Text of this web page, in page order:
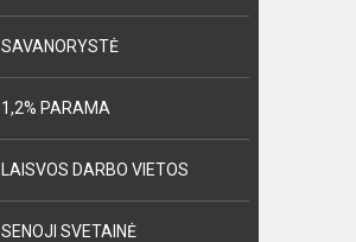
SAVANORYSTĖ
1,2% PARAMA
LAISVOS DARBO VIETOS
SENOJI SVETAINĖ